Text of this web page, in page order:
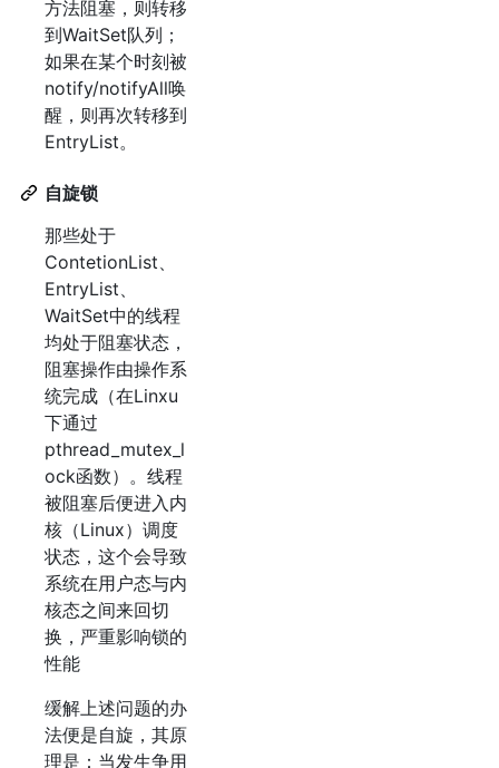
方法阻塞，则转移
到WaitSet队列；
如果在某个时刻被
notify/notifyAll唤
醒，则再次转移到
EntryList。
自旋锁
那些处于
ContetionList、
EntryList、
WaitSet中的线程
均处于阻塞状态，
阻塞操作由操作系
统完成（在Linxu
下通过
pthread_mutex_l
ock函数）。线程
被阻塞后便进入内
核（Linux）调度
状态，这个会导致
系统在用户态与内
核态之间来回切
换，严重影响锁的
性能
缓解上述问题的办
法便是自旋，其原
理是：当发生争用